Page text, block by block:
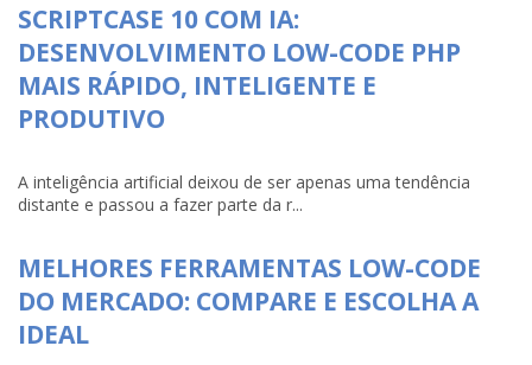
SCRIPTCASE 10 COM IA:
DESENVOLVIMENTO LOW-CODE PHP
MAIS RÁPIDO, INTELIGENTE E
PRODUTIVO
A inteligência artificial deixou de ser apenas uma tendência
distante e passou a fazer parte da r...
MELHORES FERRAMENTAS LOW-CODE
DO MERCADO: COMPARE E ESCOLHA A
IDEAL